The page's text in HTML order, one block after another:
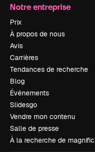
Notre entreprise
Prix
À propos de nous
Avis
Carrières
Tendances de recherche
Blog
Événements
Slidesgo
Vendre mon contenu
Salle de presse
À la recherche de